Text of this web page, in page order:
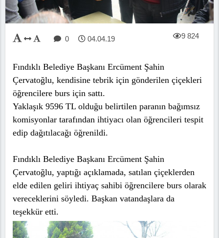
0 04.04.19 9 824
Fındıklı Belediye Başkanı Ercüment Şahin
Çervatoğlu, kendisine tebrik için gönderilen çiçekleri
öğrencilere burs için sattı.
Yaklaşık 9596 TL olduğu belirtilen paranın bağımsız
komisyonlar tarafından ihtiyacı olan öğrencileri tespit
edip dağıtılacağı öğrenildi.
Fındıklı Belediye Başkanı Ercüment Şahin
Çervatoğlu, yaptığı açıklamada, satılan çiçeklerden
elde edilen geliri ihtiyaç sahibi öğrencilere burs olarak
vereceklerini söyledi. Başkan vatandaşlara da
teşekkür etti.